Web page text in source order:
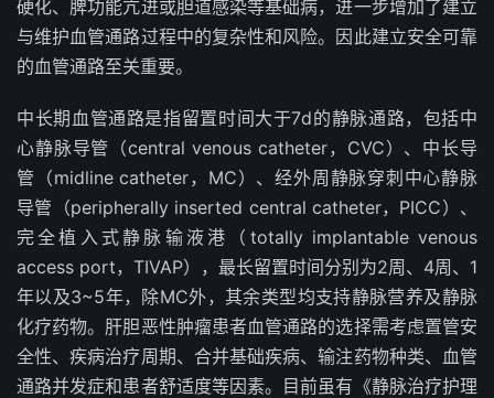
硬化、脾功能亢进或胆道感染等基础病，进一步增加了建立
与维护血管通路过程中的复杂性和风险。因此建立安全可靠
的血管通路至关重要。
中长期血管通路是指留置时间大于7d的静脉通路，包括中
心静脉导管
（central venous catheter， CVC） 、中长导
管 （midline catheter， MC） 、经外周静脉穿刺中心静脉
导管 （peripherally inserted central catheter， PICC） 、
完全植入式静脉输液港
（ totally implantable venous
access port， TIVAP） ，最长留置时间分别为2周、 4周、 1
年以及3~5年，除MC外，其余类型均支持静脉营养及静脉
化疗药物。肝胆恶性肿瘤患者血管通路的选择需考虑置管安
全性、疾病治疗周期、合并基础疾病、输注药物种类、血管
通路并发症和患者舒适度等因素。目前虽有《静脉治疗护理